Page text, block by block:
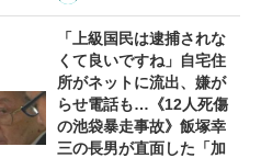
「上級国民は逮捕されな
くて良いですね」自宅住
所がネットに流出、嫌が
らせ電話も…《12人死傷
の池袋暴走事故》飯塚幸
三の長男が直面した「加